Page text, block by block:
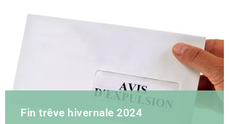
Fin trêve hivernale 2024